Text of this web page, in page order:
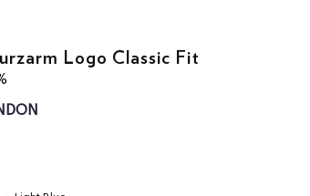
Logo Classic Fit
Preis 55 €
38,50 €